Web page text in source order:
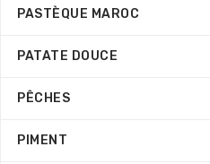
PASTÈQUE MAROC
PATATE DOUCE
PÊCHES
PIMENT